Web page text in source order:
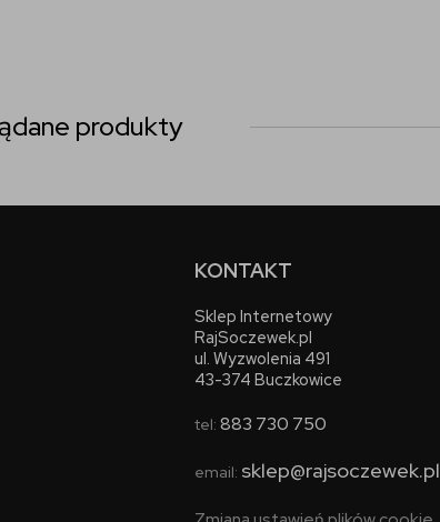
produkty
KONTAKT
Sklep Internetowy
RajSoczewek.pl
ul. Wyzwolenia 491
43-374 Buczkowice
tel: 883 730 750
email: sklep@rajsoczewek.pl